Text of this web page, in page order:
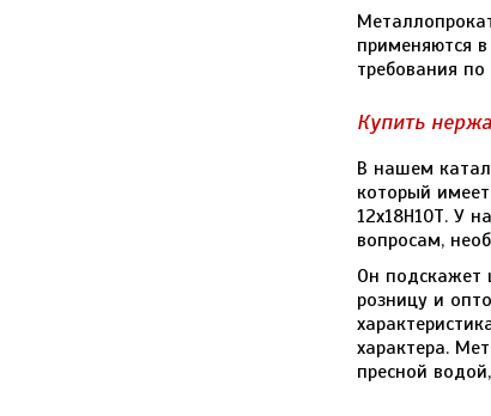
применяются
требования
Купить
В нашем
который
12х18Н10Т. У
вопросам,
Он подскажет
розницу и
характера.
пресной